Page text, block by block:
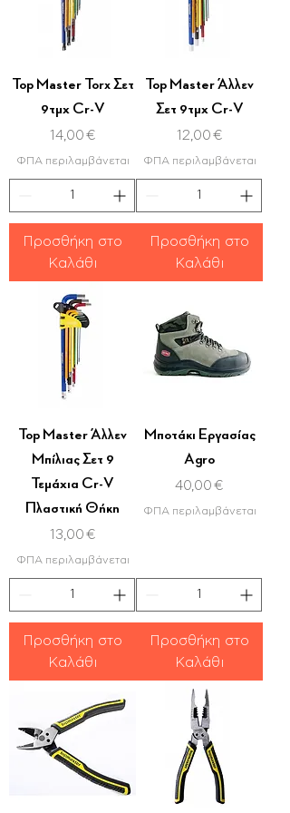
Top Master Torx Σετ
9τμχ Cr-V
Τιμή
14,00 €
ΦΠΑ περιλαμβάνεται
Προσθήκη στο
Καλάθι
Top Master Άλλεν
Σετ 9τμχ Cr-V
Τιμή
12,00 €
ΦΠΑ περιλαμβάνεται
Προσθήκη στο
Καλάθι
Top Master Άλλεν
Μπίλιας Σετ 9
Τεμάχια Cr-V
Πλαστική Θήκη
Τιμή
13,00 €
ΦΠΑ περιλαμβάνεται
Προσθήκη στο
Καλάθι
Μποτάκι Εργασίας
Agro
Τιμή
40,00 €
ΦΠΑ περιλαμβάνεται
Προσθήκη στο
Καλάθι